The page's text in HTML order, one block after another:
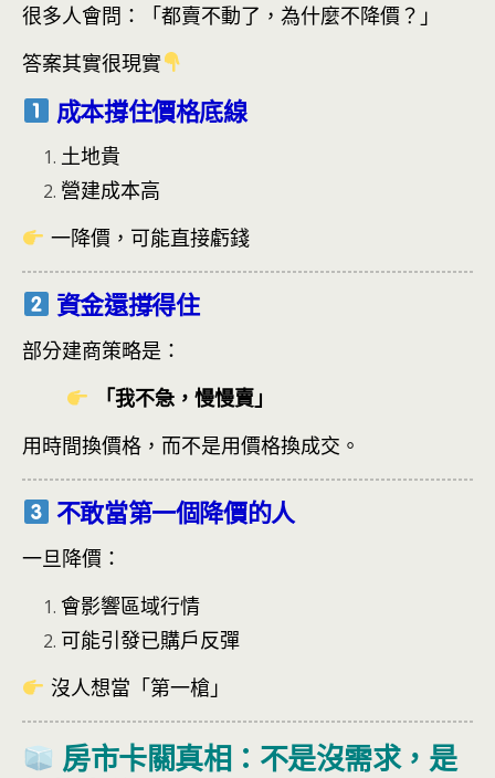
很多人會問：「都賣不動了，為什麼不降價？」
答案其實很現實
成本撐住價格底線
土地貴
營建成本高
一降價，可能直接虧錢
資金還撐得住
部分建商策略是：
「我不急，慢慢賣」
用時間換價格，而不是用價格換成交。
不敢當第一個降價的人
一旦降價：
會影響區域行情
可能引發已購戶反彈
沒人想當「第一槍」
房市卡關真相：不是沒需求，是